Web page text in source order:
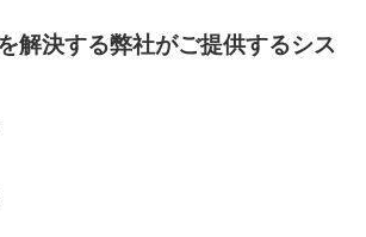
解決する弊社がご提供するシス